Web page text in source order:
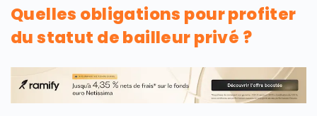
Quelles obligations pour profiter
du statut de bailleur privé ?